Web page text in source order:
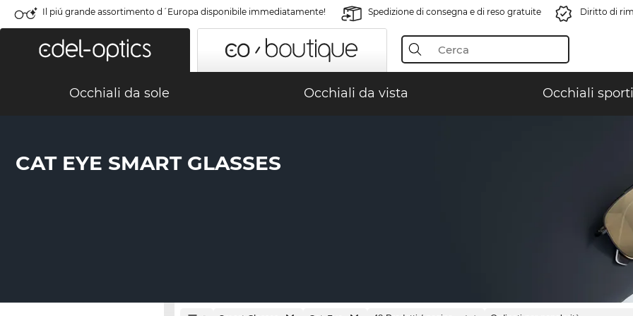
Il piú grande assortimento d´Europa disponibile immediatamente! Spedizione di consegna e di reso gratuite Diritto di
Occhiali da sole Occhiali da vista Occhiali
CAT EYE SMART GLASSES